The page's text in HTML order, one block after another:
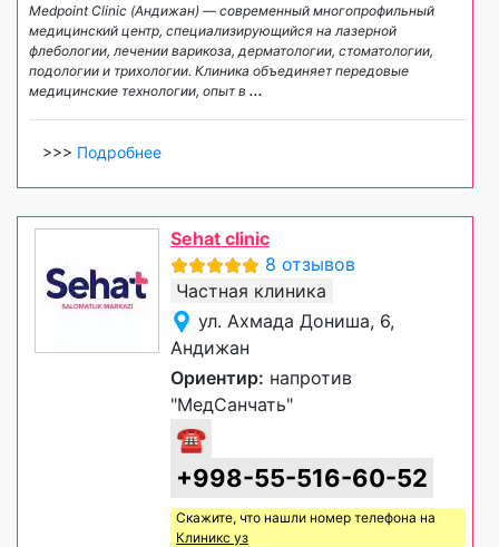
Medpoint Clinic (Андижан) — современный многопрофильный
медицинский центр, специализирующийся на лазерной
флебологии, лечении варикоза, дерматологии, стоматологии,
подологии и трихологии. Клиника объединяет передовые
медицинские технологии, опыт в ...
>>> Подробнее
Sehat clinic
8 отзывов
Частная клиника
ул. Ахмада Дониша, 6,
Андижан
Ориентир: напротив
"МедСанчать"
☎
+998-55-516-60-52
Скажите, что нашли номер телефона на
Клиникс уз